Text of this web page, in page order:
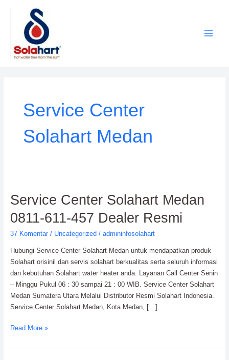
Service Center
Solahart Medan
Service Center Solahart Medan
0811-611-457 Dealer Resmi
37 Komentar / Uncategorized / admininfosolahart
Hubungi Service Center Solahart Medan untuk mendapatkan produk
Solahart orisinil dan servis solahart berkualitas serta seluruh informasi
dan kebutuhan Solahart water heater anda. Layanan Call Center Senin
– Minggu Pukul 06 : 30 sampai 21 : 00 WIB. Service Center Solahart
Medan Sumatera Utara Melalui Distributor Resmi Solahart Indonesia.
Service Center Solahart Medan, Kota Medan, […]
Service
Center
Solahart
Medan
611-
457
Dealer
Resmi
Read More »